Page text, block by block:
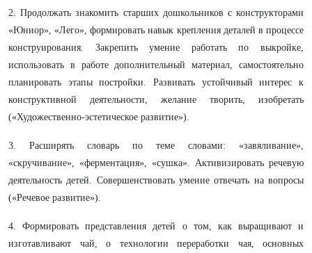
2. Продолжать знакомить старших дошкольников с конструкторами
«Юниор», «Лего», формировать навык крепления деталей в процессе
конструирования. Закрепить умение работать по выкройке,
использовать в работе дополнительный материал, самостоятельно
планировать этапы постройки. Развивать устойчивый интерес к
конструктивной деятельности, желание творить, изобретать
(«Художественно-эстетическое развитие»).
3. Расширять словарь по теме словами: «завяливание»,
«скручивание», «ферментация», «сушка». Активизировать речевую
деятельность детей. Совершенствовать умение отвечать на вопросы
(«Речевое развитие»).
4. Формировать представления детей о том, как выращивают и
изготавливают чай, о технологии переработки чая, основных